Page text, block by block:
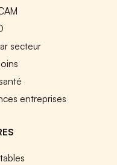
secteur
entreprises